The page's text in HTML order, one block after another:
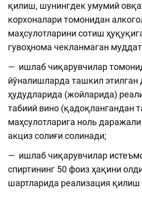
қилиш, шунингдек умумий
корхоналари томонидан
маҳсулотларини сотиш
гувоҳнома чекланмаган
— ишлаб чиқарувчилар
йўналишларда ташкил этилган
ҳудудларида (жойларида)
табиий вино (қадоқлангандан
маҳсулотларига ноль
акциз солиғи солинади;
— ишлаб чиқарувчилар
спиртининг 50 фоиз ҳақини
шартларида реализация қилиш